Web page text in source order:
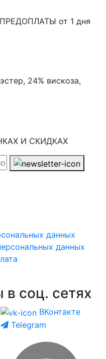
от 1 дня
24% вискоза,
И СКИДКАХ
данных
данных
соц. сетях
ВКонтакте
Telegram